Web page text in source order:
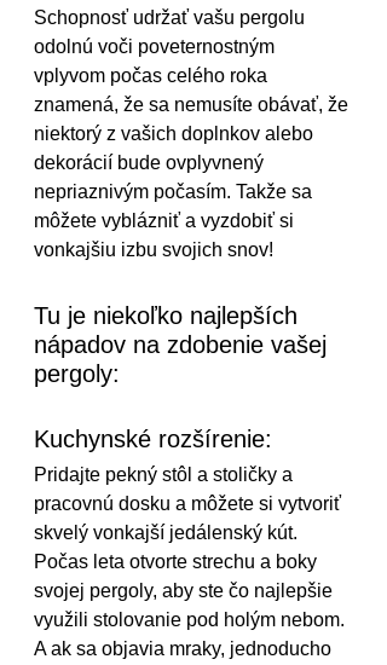
Schopnosť udržať vašu pergolu
odolnú voči poveternostným
vplyvom počas celého roka
znamená, že sa nemusíte obávať, že
niektorý z vašich doplnkov alebo
dekorácií bude ovplyvnený
nepriaznivým počasím. Takže sa
môžete vyblázniť a vyzdobiť si
vonkajšiu izbu svojich snov!
Tu je niekoľko najlepších
nápadov na zdobenie vašej
pergoly:
Kuchynské rozšírenie:
Pridajte pekný stôl a stoličky a
pracovnú dosku a môžete si vytvoriť
skvelý vonkajší jedálenský kút.
Počas leta otvorte strechu a boky
svojej pergoly, aby ste čo najlepšie
využili stolovanie pod holým nebom.
A ak sa objavia mraky, jednoducho